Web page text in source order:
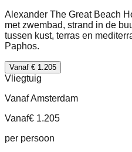
Alexander The Great Beach
met zwembad, strand in de
tussen kust, terras en
Paphos.
Vanaf € 1.205
Vliegtuig
Vanaf Amsterdam
Vanaf€ 1.205
per persoon